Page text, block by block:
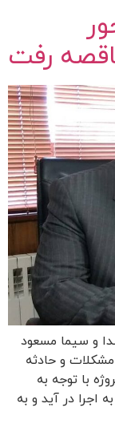
رفت
و سیما مسعود
و حادثه
با توجه به
اجرا در آید و به